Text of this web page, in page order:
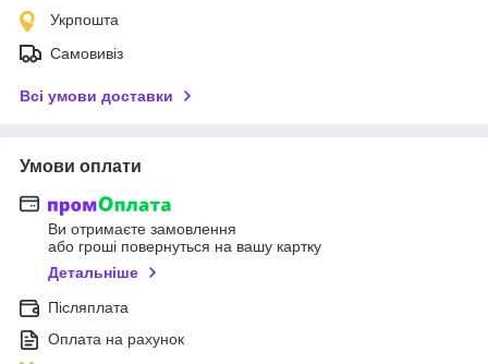
Укрпошта
Самовивіз
Всі умови доставки
Умови оплати
Ви отримаєте замовлення
або гроші повернуться на вашу картку
Детальніше
Післяплата
Оплата на рахунок